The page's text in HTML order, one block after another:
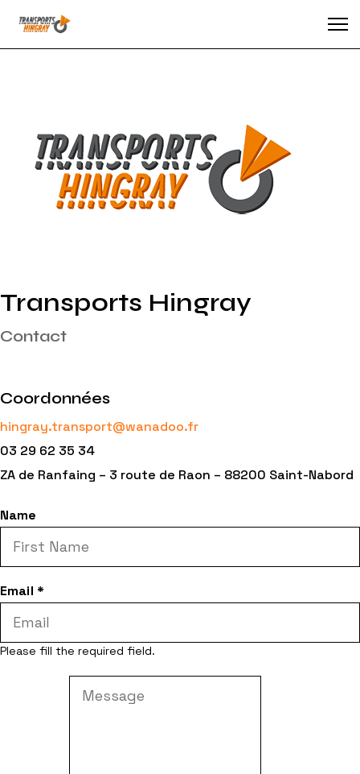
Transports Hingray
Contact
Coordonnées
hingray.transport@wanadoo.fr
03 29 62 35 34
ZA de Ranfaing – 3 route de Raon – 88200 Saint-Nabord
Name
Email *
Please fill the required field.